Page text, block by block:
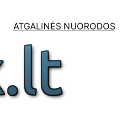
ATGALINĖS NUORODOS